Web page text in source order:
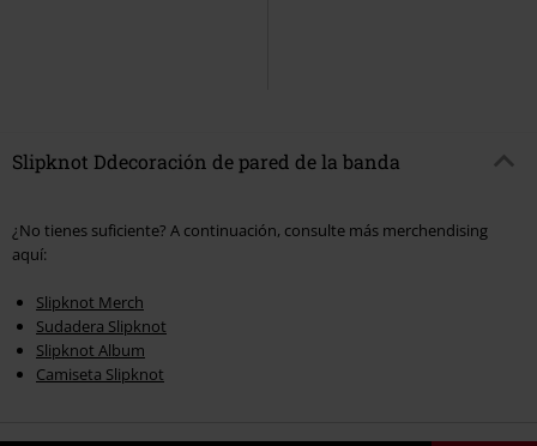
Slipknot Ddecoración de pared de la banda
¿No tienes suficiente? A continuación, consulte más merchendising
aquí:
Slipknot Merch
Sudadera Slipknot
Slipknot Album
Camiseta Slipknot